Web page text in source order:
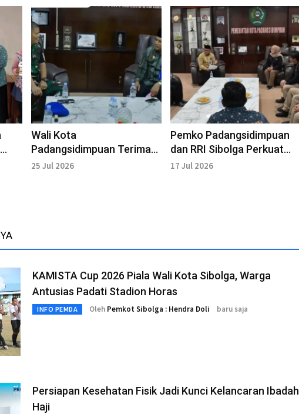
Wali Kota
Padangsidimpuan Terima
Audiensi Dandenpom I/2
25 Jul 2026
Pemko Padangsidimpuan
dan RRI Sibolga Perkuat
Kolaborasi Informasi
17 Jul 2026
KAMISTA Cup 2026 Piala Wali Kota Sibolga, Warga
Antusias Padati Stadion Horas
INFO PEMDA Oleh Pemkot Sibolga : Hendra Doli baru saja
Persiapan Kesehatan Fisik Jadi Kunci Kelancaran Ibadah
Haji